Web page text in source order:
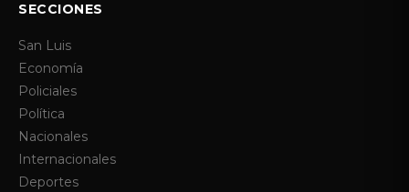
SECCIONES
San Luis
Economía
Policiales
Política
Nacionales
Internacionales
Deportes